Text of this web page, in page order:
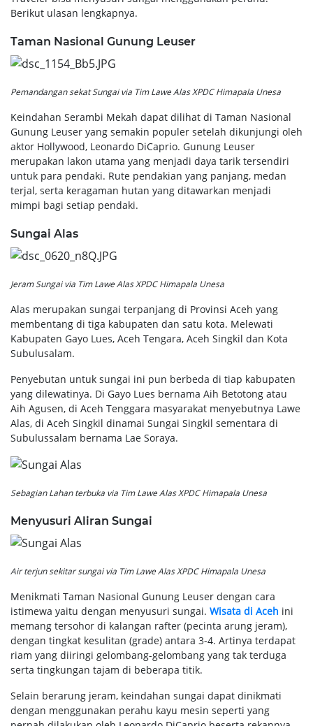
Berikut ulasan lengkapnya.
Taman Nasional Gunung Leuser
Pemandangan sekat Sungai via Tim Lawe Alas XPDC Himapala Unesa
Keindahan Serambi Mekah dapat dilihat di Taman Nasional
Gunung Leuser yang semakin populer setelah dikunjungi oleh
aktor Hollywood, Leonardo DiCaprio. Gunung Leuser
merupakan lakon utama yang menjadi daya tarik tersendiri
untuk para pendaki. Rute pendakian yang panjang, medan
terjal, serta keragaman hutan yang ditawarkan menjadi
mimpi bagi setiap pendaki.
Sungai Alas
Jeram Sungai via Tim Lawe Alas XPDC Himapala Unesa
Alas merupakan sungai terpanjang di Provinsi Aceh yang
membentang di tiga kabupaten dan satu kota. Melewati
Kabupaten Gayo Lues, Aceh Tengara, Aceh Singkil dan Kota
Subulusalam.
Penyebutan untuk sungai ini pun berbeda di tiap kabupaten
yang dilewatinya. Di Gayo Lues bernama Aih Betotong atau
Aih Agusen, di Aceh Tenggara masyarakat menyebutnya Lawe
Alas, di Aceh Singkil dinamai Sungai Singkil sementara di
Subulussalam bernama Lae Soraya.
Sebagian Lahan terbuka via Tim Lawe Alas XPDC Himapala Unesa
Menyusuri Aliran Sungai
Air terjun sekitar sungai via Tim Lawe Alas XPDC Himapala Unesa
Menikmati Taman Nasional Gunung Leuser dengan cara
istimewa yaitu dengan menyusuri sungai. Wisata di Aceh ini
memang tersohor di kalangan rafter (pecinta arung jeram),
dengan tingkat kesulitan (grade) antara 3-4. Artinya terdapat
riam yang diiringi gelombang-gelombang yang tak terduga
serta tingkungan tajam di beberapa titik.
Selain berarung jeram, keindahan sungai dapat dinikmati
dengan menggunakan perahu kayu mesin seperti yang